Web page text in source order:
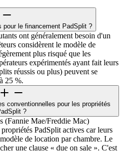
pour le financement PadSplit ?
ont généralement besoin d'un
considèrent le modèle de
plus risqué que les
expérimentés ayant fait leurs
réussis ou plus) peuvent se
25 %.
conventionnelles pour les propriétés
?
(Fannie Mae/Freddie Mac)
PadSplit actives car leurs
de location par chambre. Le
une clause « due on sale ». C'est